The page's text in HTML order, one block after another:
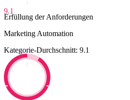
9.1
Erfüllung der Anforderungen
Marketing Automation
Kategorie-Durchschnitt: 9.1